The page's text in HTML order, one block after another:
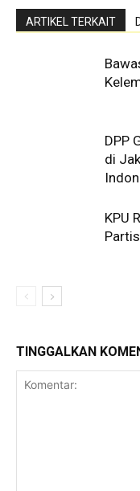
ARTIKEL TERKAIT
DPP
di
KPU
TINGGALKAN